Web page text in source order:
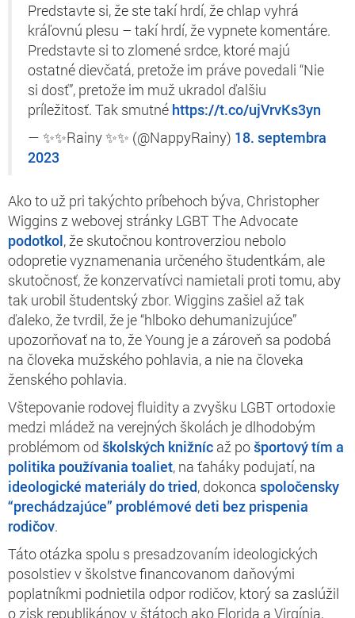
Predstavte si, že ste takí hrdí, že chlap vyhrá
kráľovnú plesu – takí hrdí, že vypnete komentáre.
Predstavte si to zlomené srdce, ktoré majú
ostatné dievčatá, pretože im práve povedali “Nie
si dosť”, pretože im muž ukradol ďalšiu
príležitosť. Tak smutné https://t.co/ujVrvKs3yn
— ✨✨Rainy ✨✨ (@NappyRainy) 18. septembra
2023
Ako to už pri takýchto príbehoch býva, Christopher
Wiggins z webovej stránky LGBTThe Advocate
podotkol, že skutočnou kontroverziou nebolo
odopretie vyznamenania určeného študentkám, ale
skutočnosť, že konzervatívci namietali proti tomu, aby
tak urobil študentský zbor. Wiggins zašiel až tak
ďaleko, že tvrdil, že je “hlboko dehumanizujúce”
upozorňovať na to, že Young je a zároveň sa podobá
na človeka mužského pohlavia, a nie na človeka
ženského pohlavia.
Vštepovanie rodovej fluidity a zvyšku LGBT ortodoxie
medzi mládež na verejných školách je dlhodobým
problémom od školských knižníc až pošportový tím a
politika používania toaliet, na ťaháky podujatí, na
ideologické materiály do tried, dokonca spoločensky
“prechádzajúce” problémové deti bez prispenia
rodičov.
Táto otázka spolu s presadzovaním ideologických
posolstiev v školstve financovanom daňovými
poplatníkmi podnietila odpor rodičov, ktorý sa zaslúžil
o zisk republikánov v štátoch ako Florida a Virgínia,